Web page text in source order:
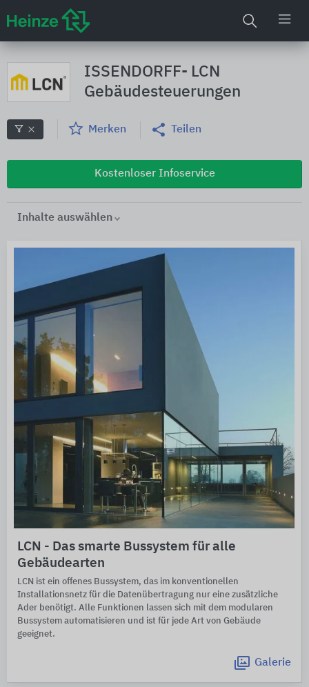
ISSENDORFF- LCN
Gebäudesteuerungen
Merken Teilen
Kostenloser Infoservice
Inhalte auswählen
LCN - Das smarte Bussystem für alle
Gebäudearten
LCN ist ein offenes Bussystem, das im konventionellen
Installationsnetz für die Datenübertragung nur eine zusätzliche
Ader benötigt. Alle Funktionen lassen sich mit dem modularen
Bussystem automatisieren und ist für jede Art von Gebäude
geeignet.
Galerie